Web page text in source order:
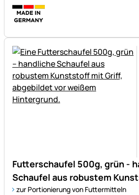
Futterschaufel 500g, grün -
Schaufel aus robustem
zur Portionierung von Futtermitteln